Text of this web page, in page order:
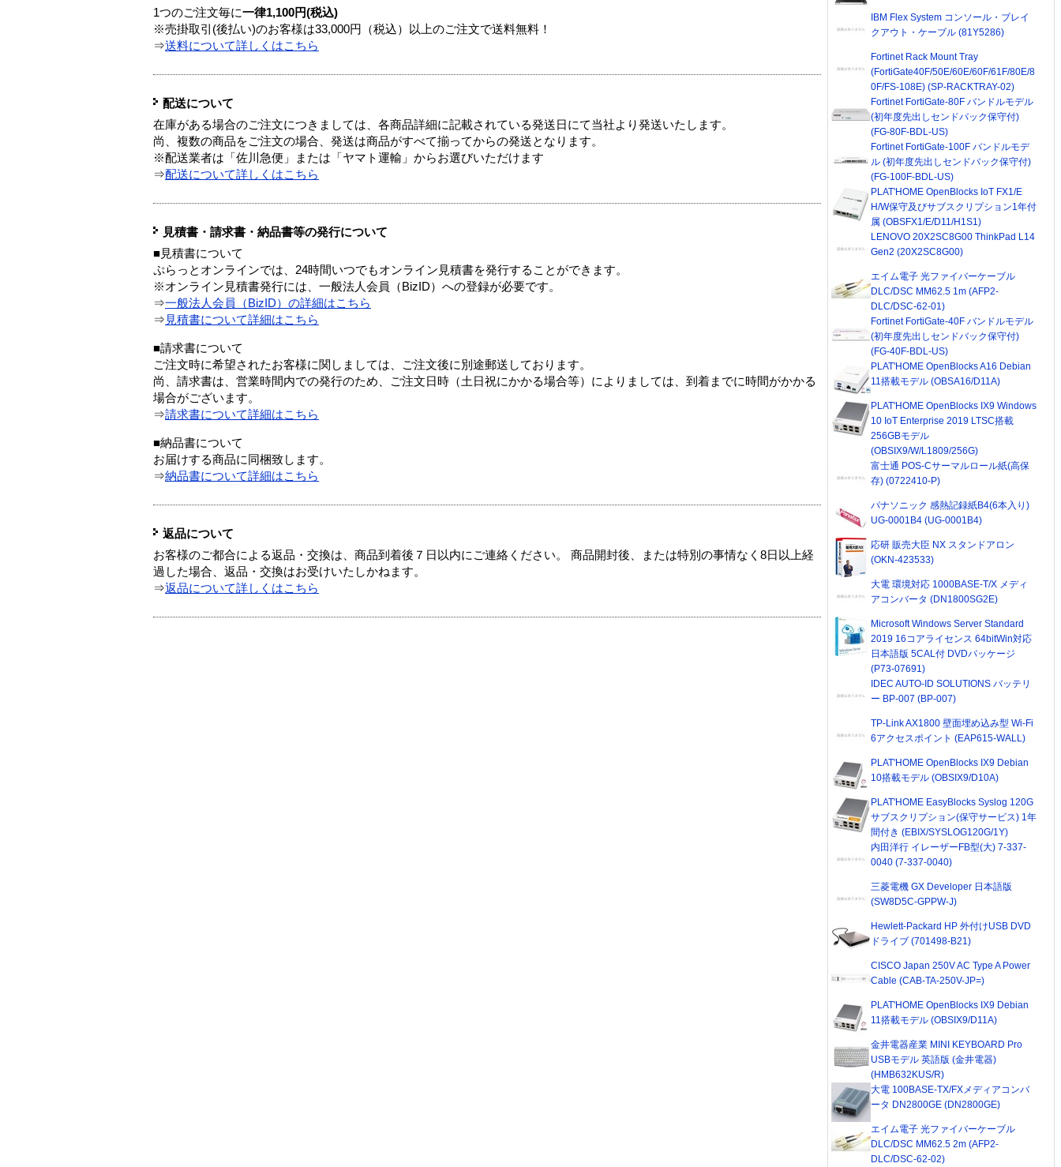
1つのご注文毎に一律1,100円(税込)
※売掛取引(後払い)のお客様は33,000円（税込）以上のご注文で送料無料！
⇒送料について詳しくはこちら
配送について
在庫がある場合のご注文につきましては、各商品詳細に記載されている発送日にて当社より発送いたします。
尚、複数の商品をご注文の場合、発送は商品がすべて揃ってからの発送となります。
※配送業者は「佐川急便」または「ヤマト運輸」からお選びいただけます
⇒配送について詳しくはこちら
見積書・請求書・納品書等の発行について
■見積書について
ぷらっとオンラインでは、24時間いつでもオンライン見積書を発行することができます。
※オンライン見積書発行には、一般法人会員（BizID）への登録が必要です。
⇒一般法人会員（BizID）の詳細はこちら
⇒ 見積書について詳細はこちら
■請求書について
ご注文時に希望されたお客様に関しましては、ご注文後に別途郵送しております。
尚、請求書は、営業時間内での発行のため、ご注文日時（土日祝にかかる場合等）によりましては、到着までに時間がかかる
場合がございます。
⇒請求書について詳細はこちら
■納品書について
お届けする商品に同梱致します。
⇒納品書について詳細はこちら
返品について
お客様のご都合による返品・交換は、商品到着後７日以内にご連絡ください。 商品開封後、または特別の事情なく8日以上経
過した場合、返品・交換はお受けいたしかねます。
⇒返品について詳しくはこちら
IBM Flex System コンソール・ブレイ
クアウト・ケーブル (81Y5286)
Fortinet Rack Mount Tray
(FortiGate40F/50E/60E/60F/61F/80E/8
0F/FS-108E) (SP-RACKTRAY-02)
Fortinet FortiGate-80F バンドルモデル
(初年度先出しセンドバック保守付)
(FG-80F-BDL-US)
Fortinet FortiGate-100F バンドルモデ
ル (初年度先出しセンドバック保守付)
(FG-100F-BDL-US)
PLAT'HOME OpenBlocks IoT FX1/E
H/W保守及びサブスクリプション1年付
属 (OBSFX1/E/D11/H1S1)
LENOVO 20X2SC8G00 ThinkPad L14
Gen2 (20X2SC8G00)
エイム電子 光ファイバーケーブル
DLC/DSC MM62.5 1m (AFP2-
DLC/DSC-62-01)
Fortinet FortiGate-40F バンドルモデル
(初年度先出しセンドバック保守付)
(FG-40F-BDL-US)
PLAT'HOME OpenBlocks A16 Debian
11搭載モデル (OBSA16/D11A)
PLAT'HOME OpenBlocks IX9 Windows
10 IoT Enterprise 2019 LTSC搭載
256GBモデル
(OBSIX9/W/L1809/256G)
富士通 POS-Cサーマルロール紙(高保
存) (0722410-P)
パナソニック 感熱記録紙B4(6本入り)
UG-0001B4 (UG-0001B4)
応研 販売大臣 NX スタンドアロン
(OKN-423533)
大電 環境対応 1000BASE-T/X メディ
アコンバータ (DN1800SG2E)
Microsoft Windows Server Standard
2019 16コアライセンス 64bitWin対応
日本語版 5CAL付 DVDパッケージ
(P73-07691)
IDEC AUTO-ID SOLUTIONS バッテリ
ー BP-007 (BP-007)
TP-Link AX1800 壁面埋め込み型 Wi-Fi
6アクセスポイント (EAP615-WALL)
PLAT'HOME OpenBlocks IX9 Debian
10搭載モデル (OBSIX9/D10A)
PLAT'HOME EasyBlocks Syslog 120G
サブスクリプション(保守サービス) 1年
間付き (EBIX/SYSLOG120G/1Y)
内田洋行 イレーザーFB型(大) 7-337-
0040 (7-337-0040)
三菱電機 GX Developer 日本語版
(SW8D5C-GPPW-J)
Hewlett-Packard HP 外付けUSB DVD
ドライブ (701498-B21)
CISCO Japan 250V AC Type A Power
Cable (CAB-TA-250V-JP=)
PLAT'HOME OpenBlocks IX9 Debian
11搭載モデル (OBSIX9/D11A)
金井電器産業 MINI KEYBOARD Pro
USBモデル 英語版 (金井電器)
(HMB632KUS/R)
大電 100BASE-TX/FXメディアコンバ
ータ DN2800GE (DN2800GE)
エイム電子 光ファイバーケーブル
DLC/DSC MM62.5 2m (AFP2-
DLC/DSC-62-02)